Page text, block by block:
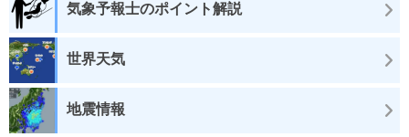
気象予報士のポイント解説
世界天気
地震情報